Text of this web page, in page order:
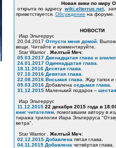
Новая вики по миру
открыта по адресу wiki.elterrus.net,
приветствуется. Обсуждение на форуме.
НОВОСТИ
Иар Эльтеррус
20.04.2017 Отпусти меня домой .
вещи. Читайте и комментируйте.
Star Warrior . Желтый Меч:
05.03.2017 Двенадцатая глава и эпилог
24.01.2017 Одиннадцатая глава
18.11.2016 Десятая глава
07.10.2016 Девятая глава
22.08.2016 Восьмая глава . Жду тапок
09.03.2016 Добавлена седьмая глава
31.12.2015 Маленький подарок –
Иар Эльтеррус
11.12.2015 22 декабря 2015 года в
книг читателям , помогавшим автору в
тиража трилогии Иара Эльтерруса
ветра".
Star Warrior . Желтый Меч:
02.12.2015 Добавлена пятая глава.
04.11.2015 Добавлена четвёртая глава.